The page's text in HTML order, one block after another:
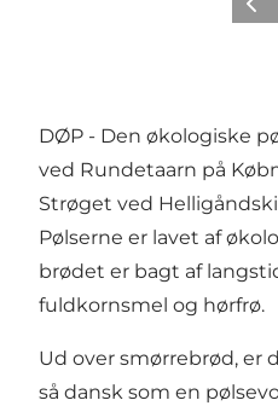
DØP - Den økologiske
ved Rundetaarn på
Strøget ved
Pølserne er lavet af
brødet er bagt af
fuldkornsmel og hørfrø.
Ud over smørrebrød,
så dansk som en